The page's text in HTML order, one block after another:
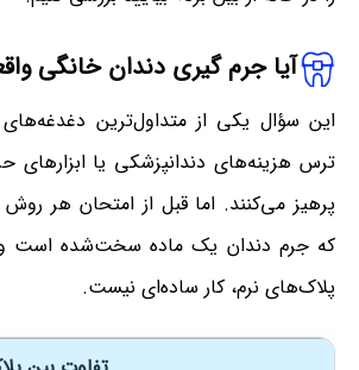
آیا جرم گیری دندان خانگی
این سؤال یکی از متداول‌ترین
ترس هزینه‌های دندانپزشکی یا ابزارهای
پرهیز می‌کنند. اما قبل از امتحان هر روش
که جرم دندان یک ماده سخت‌شده است
پلاک‌های نرم، کار ساده‌ای نیست.